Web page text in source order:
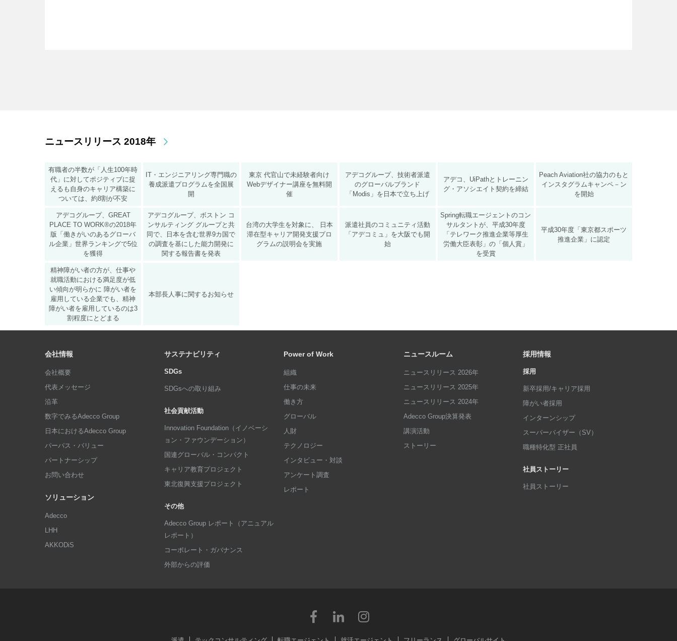
ニュースリリース 2018年
有職者の半数が「人生100年時
代」に対してポジティブに捉
えるも自身のキャリア構築に
ついては、約8割が不安
IT・エンジニアリング専門職の
養成派遣プログラムを全国展
開
東京 代官山で未経験者向け
Webデザイナー講座を無料開
催
アデコグループ、技術者派遣
のグローバルブランド
「Modis」を日本で立ち上げ
アデコ、UiPathとトレーニン
グ・アソシエイト契約を締結
Peach Aviation社の協力のもと
インスタグラムキャンペ－ン
を開始
アデコグループ、GREAT
PLACE TO WORK®の2018年
版「働きがいのあるグローバ
ル企業」世界ランキングで5位
を獲得
アデコグループ、ボストン コ
ンサルティング グループと共
同で、日本を含む世界9カ国で
の調査を基にした能力開発に
関する報告書を発表
台湾の大学生を対象に、 日本
滞在型キャリア開発支援プロ
グラムの説明会を実施
派遣社員のコミュニティ活動
「アデコミュ」を大阪でも開
始
Spring転職エージェントのコン
サルタントが、平成30年度
「テレワーク推進企業等厚生
労働大臣表彰」の「個人賞」
を受賞
平成30年度「東京都スポーツ
推進企業」に認定
精神障がい者の方が、仕事や
就職活動における満足度が低
い傾向が明らかに 障がい者を
雇用している企業でも、精神
障がい者を雇用しているのは3
割程度にとどまる
本部長人事に関するお知らせ
会社情報
会社概要
代表メッセージ
沿革
数字でみるAdecco Group
日本におけるAdecco Group
パーパス・バリュー
パートナーシップ
お問い合わせ
ソリューション
Adecco
LHH
AKKODiS
サステナビリティ
SDGs
SDGsへの取り組み
社会貢献活動
Innovation Foundation（イノベーシ
ョン・ファウンデーション）
国連グローバル・コンパクト
キャリア教育プロジェクト
東北復興支援プロジェクト
その他
Adecco Group レポート（アニュアル
レポート）
コーポレート・ガバナンス
外部からの評価
Power of Work
組織
仕事の未来
働き方
グローバル
人財
テクノロジー
インタビュー・対談
アンケート調査
レポート
ニュースルーム
ニュースリリース 2026年
ニュースリリース 2025年
ニュースリリース 2024年
Adecco Group決算発表
講演活動
ストーリー
採用情報
採用
新卒採用/キャリア採用
障がい者採用
インターンシップ
スーパーバイザー（SV）
職種特化型 正社員
社員ストーリー
社員ストーリー